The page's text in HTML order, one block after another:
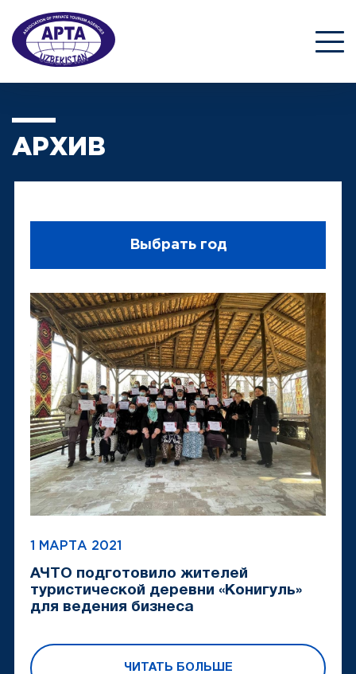
АРХИВ
1 МАРТА 2021
АЧТО подготовило жителей
туристической деревни «Конигуль»
для ведения бизнеса
ЧИТАТЬ БОЛЬШЕ
Выбрать год